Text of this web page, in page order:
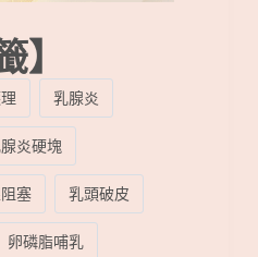
】
乳腺炎
炎硬塊
塞
乳頭破皮
卵磷脂哺乳